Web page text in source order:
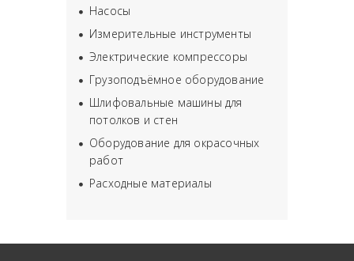
Насосы
Измерительные инструменты
Электрические компрессоры
Грузоподъёмное оборудование
Шлифовальные машины для
потолков и стен
Оборудование для окрасочных
работ
Расходные материалы